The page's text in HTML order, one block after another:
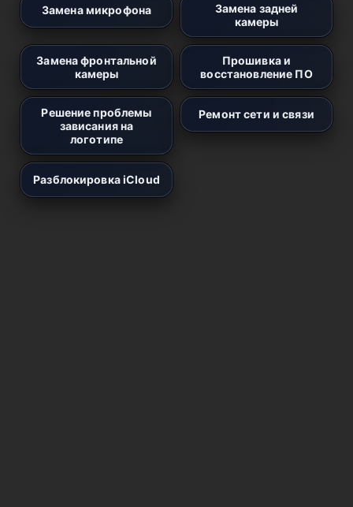
Замена микрофона
Замена задней
камеры
Замена фронтальной
камеры
Прошивка и
восстановление ПО
Решение проблемы
зависания на
логотипе
Ремонт сети и связи
Разблокировка iCloud